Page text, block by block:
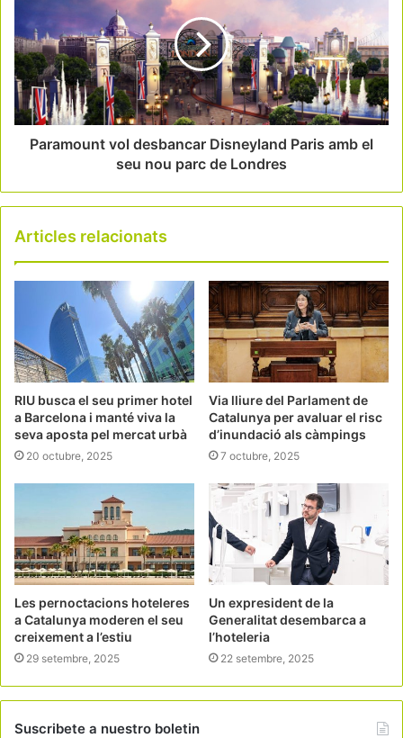
Paramount vol desbancar Disneyland Paris amb el
seu nou parc de Londres
Articles relacionats
RIU busca el seu primer hotel
a Barcelona i manté viva la
seva aposta pel mercat urbà
20 octubre, 2025
Via lliure del Parlament de
Catalunya per avaluar el risc
d’inundació als càmpings
7 octubre, 2025
Les pernoctacions hoteleres
a Catalunya moderen el seu
creixement a l’estiu
29 setembre, 2025
Un expresident de la
Generalitat desembarca a
l’hoteleria
22 setembre, 2025
Suscribete a nuestro boletin